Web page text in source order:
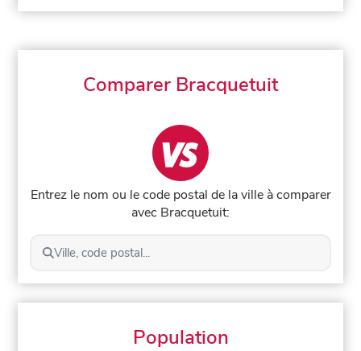
Comparer Bracquetuit
Entrez le nom ou le code postal de la ville à comparer
avec Bracquetuit:
Ville, code postal...
Population